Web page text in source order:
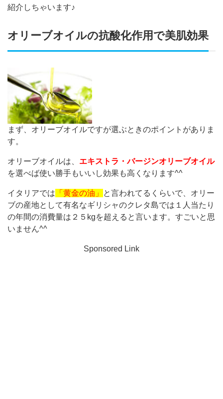
紹介しちゃいます♪
オリーブオイルの抗酸化作用で美肌効果
まず、オリーブオイルですが選ぶときのポイントがありま
す。
オリーブオイルは、 エキストラ・バージンオリーブオイル
を選べば使い勝手もいいし効果も高くなります^^
イタリアでは 「黄金の油」
と言われてるくらいで、オリー
ブの産地として有名なギリシャのクレタ島では１人当たり
の年間の消費量は２５kgを超えると言います。すごいと思
いません^^
Sponsored Link